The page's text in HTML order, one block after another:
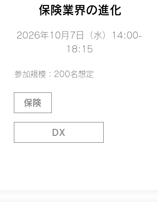
保険業界の進化
2026年10月7日（水）14:00-
18:15
参加規模：200名想定
保険
DX